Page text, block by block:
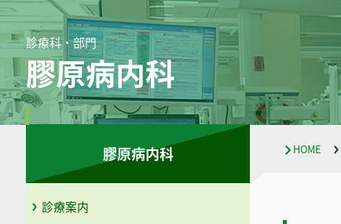
診療科・部門
膠原病内科
HOME
膠原病内科
診療案内